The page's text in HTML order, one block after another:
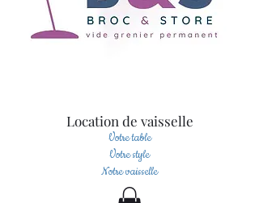
Location de vaisselle
Votre table
Votre style
Notre vaisselle